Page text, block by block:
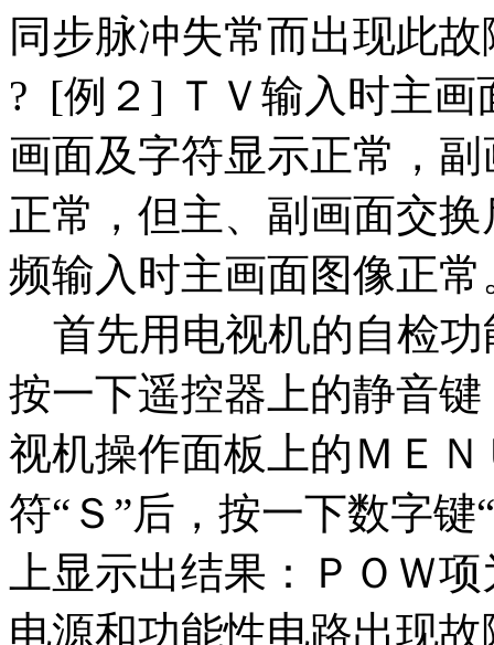
同步脉冲失常而出现此故
? [例２] ＴＶ输入时主画
画面及字符显示正常，
正常，但主、副画面交
频输入时主画面图像正常
首先用电视机的自检功
按一下遥控器上的静音
视机操作面板上的ＭＥ
符“Ｓ”后，按一下数字
上显示出结果：ＰＯＷ
电源和功能性电路出现